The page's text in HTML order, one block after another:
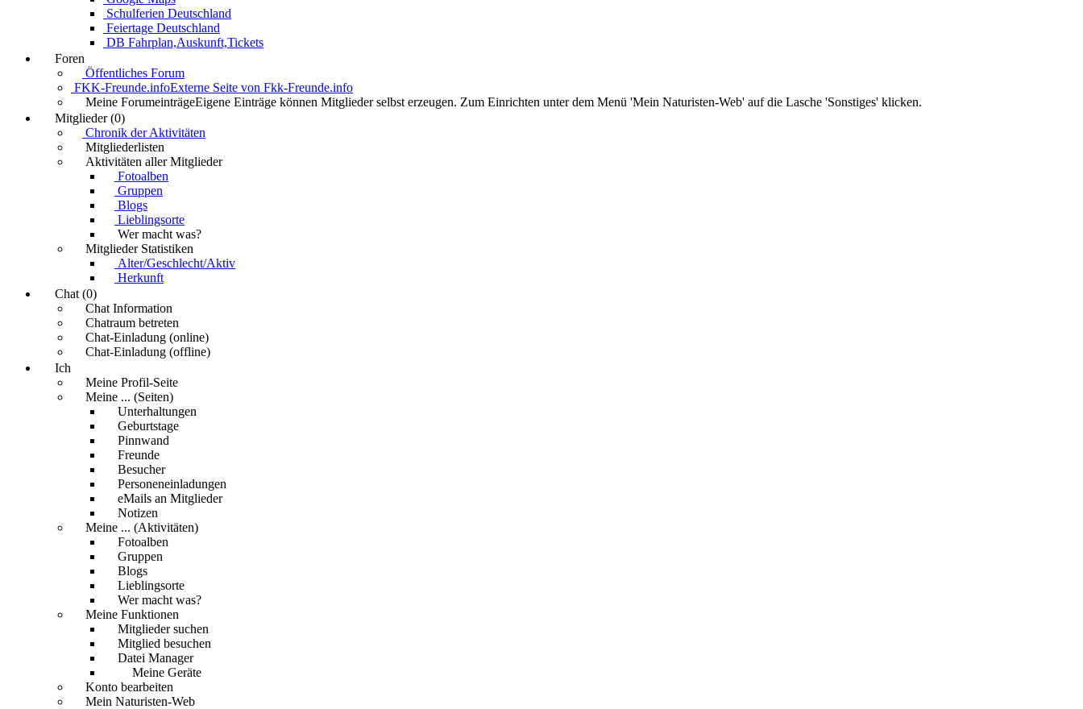
Schulferien Deutschland
Feiertage Deutschland
DB Fahrplan,Auskunft,Tickets
Foren
Öffentliches Forum
FKK-Freunde.infoExterne Seite von Fkk-Freunde.info
Meine ForumeinträgeEigene Einträge können Mitglieder selbst erzeugen. Zum Einrichten unter dem Menü 'Mein Naturisten-Web' auf die Lasche 'Sonstiges' klicken.
Mitglieder (0)
Chronik der Aktivitäten
Mitgliederlisten
Aktivitäten aller Mitglieder
Fotoalben
Gruppen
Blogs
Lieblingsorte
Wer macht was?
Mitglieder Statistiken
Alter/Geschlecht/Aktiv
Herkunft
Chat (0)
Chat Information
Chatraum betreten
Chat-Einladung (online)
Chat-Einladung (offline)
Ich
Meine Profil-Seite
Meine ... (Seiten)
Unterhaltungen
Geburtstage
Pinnwand
Freunde
Besucher
Personeneinladungen
eMails an Mitglieder
Notizen
Meine ... (Aktivitäten)
Fotoalben
Gruppen
Blogs
Lieblingsorte
Wer macht was?
Meine Funktionen
Mitglieder suchen
Mitglied besuchen
Datei Manager
Meine Geräte
Konto bearbeiten
Mein Naturisten-Web